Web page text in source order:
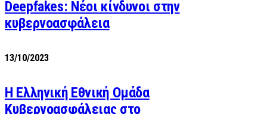
Deepfakes: Νέοι κίνδυνοι στην
κυβερνοασφάλεια
13/10/2023
Η Ελληνική Εθνική Ομάδα
Κυβερνοασφάλειας στο